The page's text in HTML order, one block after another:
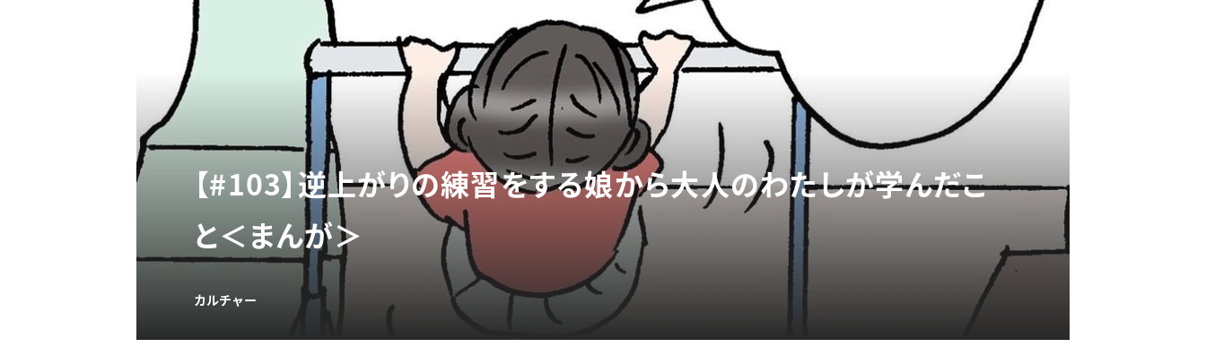
【#103】逆上がりの練習をする娘から大人のわたしが学んだこ
と＜まんが＞
カルチャー